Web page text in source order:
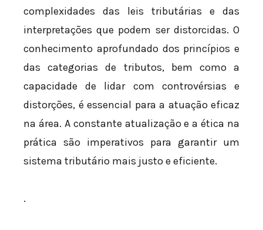
complexidades das leis tributárias e das
interpretações que podem ser distorcidas. O
conhecimento aprofundado dos princípios e
das categorias de tributos, bem como a
capacidade de lidar com controvérsias e
distorções, é essencial para a atuação eficaz
na área. A constante atualização e a ética na
prática são imperativos para garantir um
sistema tributário mais justo e eficiente.
.